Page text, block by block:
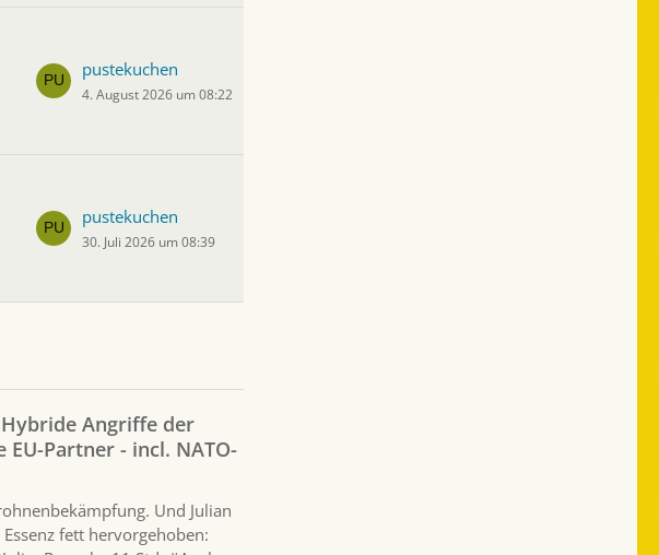
pustekuchen
4. August 2026 um 08:22
pustekuchen
30. Juli 2026 um 08:39
Hybride Angriffe der
Partner - incl. NATO-
Und Julian
fett hervorgehoben: